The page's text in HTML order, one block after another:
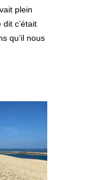
plein
c’était
qu’il nous